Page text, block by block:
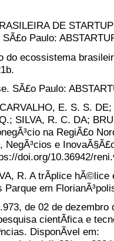
DE
Paulo:
do ecossistema
SÃ£o Paulo:
E. S. S.
SILVA, R. C. DA;
na RegiÃ£o
NegÃ³cios e
doi.org/10.36942/
R. A trÃ­plice hÃ©lice
Parque em
de 02 de
cientÃ­fica e
DisponÃ­vel em: